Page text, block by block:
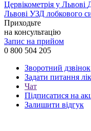
Цервікометрія у Львові
Львові УЗД лобкового
Приходьте
на консультацію
Запис на прийом
0 800 504 205
Зворотний дзвінок
Задати питання
Чат
Підписатися на
Залишити відгук